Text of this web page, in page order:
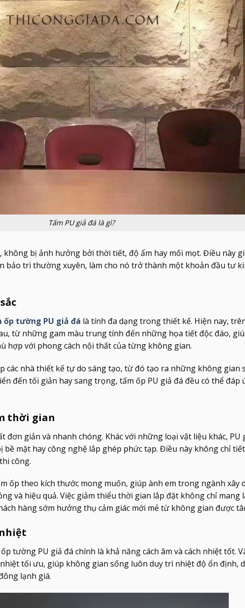
Tấm PU giả đá là gì?
không bị ảnh hưởng bởi thời tiết, độ ẩm hay mối mọt. Điều này
bảo trì thường xuyên, làm cho nó trở thành một khoản đầu tư
ốp tường PU giả đá là tính đa dạng trong thiết kế. Hiện nay,
từ những gam màu trung tính đến những họa tiết độc đáo,
hợp với phong cách nội thất của từng không gian.
các nhà thiết kế tự do sáng tạo, từ đó tạo ra những không gian
đến tối giản hay sang trọng, tấm ốp PU giả đá đều có thể đáp
thời gian
đơn giản và nhanh chóng. Khác với những loại vật liệu khác, PU
bề mặt hay công nghệ lắp ghép phức tạp. Điều này không chỉ
công.
ốp theo kích thước mong muốn, giúp ành em trong ngành xây
và hiệu quả. Việc giảm thiểu thời gian lắp đặt không chỉ mang
hàng sớm hưởng thụ cảm giác mới mẻ từ không gian được
tường PU giả đá chính là khả năng cách âm và cách nhiệt tốt.
tối ưu, giúp không gian sống luôn duy trì nhiệt độ ổn định,
lạnh giá.